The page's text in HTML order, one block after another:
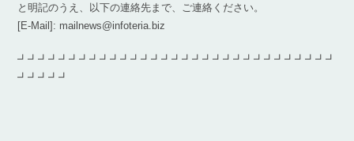
と明記のうえ、以下の連絡先まで、ご連絡ください。
[E-Mail]: mailnews@infoteria.biz
┛┛┛┛┛┛┛┛┛┛┛┛┛┛┛┛┛┛┛┛┛┛┛┛┛┛┛┛┛┛┛
┛┛┛┛┛